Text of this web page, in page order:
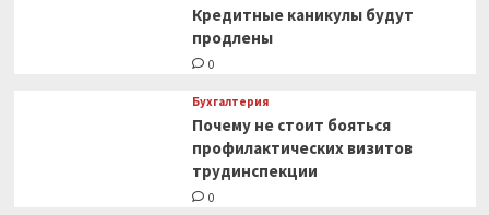
Кредитные каникулы будут
продлены
0
Бухгалтерия
Почему не стоит бояться
профилактических визитов
трудинспекции
0